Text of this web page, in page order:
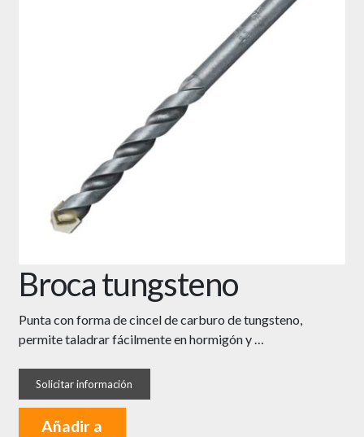
Broca tungsteno
Punta con forma de cincel de carburo de tungsteno,
permite taladrar fácilmente en hormigón y …
Añadir a